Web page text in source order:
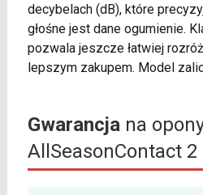
decybelach (dB), które
głośne jest dane ogumienie.
pozwala jeszcze łatwiej
lepszym zakupem. Model
Gwarancjana
AllSeasonContact 2